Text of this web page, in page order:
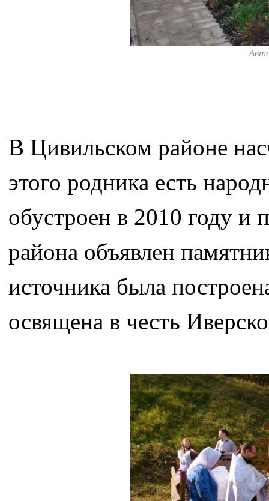
В Цивильском районе
этого родника есть
обустроен в 2010 году и
района объявлен
источника была
освящена в честь